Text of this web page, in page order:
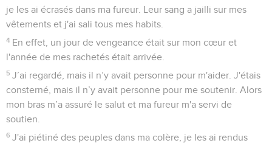
je les ai écrasés dans ma fureur. Leur sang a jailli sur mes
vêtements et j'ai sali tous mes habits.
4 En effet, un jour de vengeance était sur mon cœur et
l'année de mes rachetés était arrivée.
5 J’ai regardé, mais il n’y avait personne pour m'aider. J'étais
consterné, mais il n’y avait personne pour me soutenir. Alors
mon bras m’a assuré le salut et ma fureur m'a servi de
soutien.
6 J'ai piétiné des peuples dans ma colère, je les ai rendus